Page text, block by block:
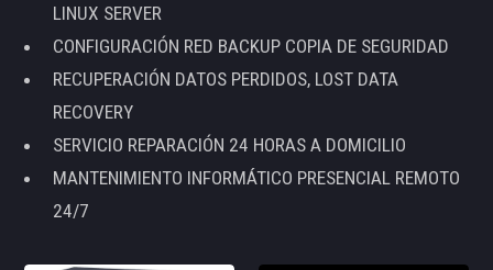
LINUX SERVER
CONFIGURACIÓN RED BACKUP COPIA DE SEGURIDAD
RECUPERACIÓN DATOS PERDIDOS, LOST DATA
RECOVERY
SERVICIO REPARACIÓN 24 HORAS A DOMICILIO
MANTENIMIENTO INFORMÁTICO PRESENCIAL REMOTO
24/7